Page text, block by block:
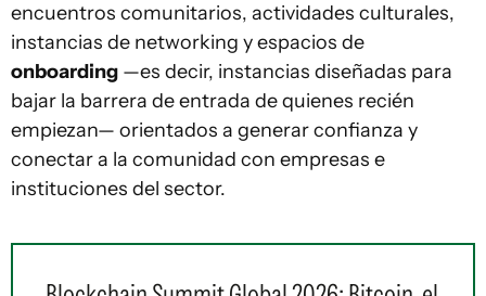
encuentros comunitarios, actividades culturales,
instancias de networking y espacios de
onboarding —es decir, instancias diseñadas para
bajar la barrera de entrada de quienes recién
empiezan— orientados a generar confianza y
conectar a la comunidad con empresas e
instituciones del sector.